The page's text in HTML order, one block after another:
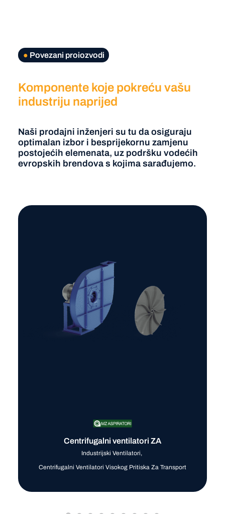
● Povezani proiozvodi
Komponente koje pokreću vašu
industriju naprijed
Naši prodajni inženjeri su tu da osiguraju
optimalan izbor i besprijekornu zamjenu
postojećih elemenata, uz podršku vodećih
evropskih brendova s kojima sarađujemo.
Centrifugalni ventilatori ZA
Industrijski Ventilatori,
Centrifugalni Ventilatori Visokog Pritiska Za Transport